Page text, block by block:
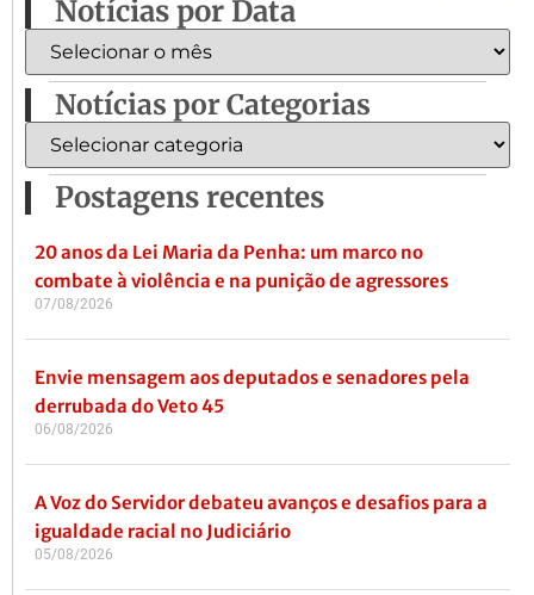
Notícias por Data
Notícias por Categorias
Postagens recentes
20 anos da Lei Maria da Penha: um marco no
combate à violência e na punição de agressores
07/08/2026
Envie mensagem aos deputados e senadores pela
derrubada do Veto 45
06/08/2026
A Voz do Servidor debateu avanços e desafios para a
igualdade racial no Judiciário
05/08/2026